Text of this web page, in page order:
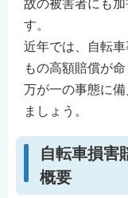
故の被害者にも
す。
近年では、自転
もの高額賠償が
万が一の事態に
ましょう。
自転車損害
概要